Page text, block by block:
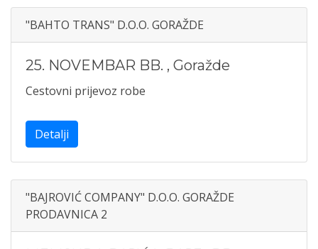
"BAHTO TRANS" D.O.O. GORAŽDE
25. NOVEMBAR BB. , Goražde
Cestovni prijevoz robe
Detalji
"BAJROVIĆ COMPANY" D.O.O. GORAŽDE
PRODAVNICA 2